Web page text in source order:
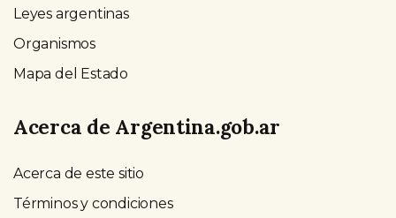
Leyes argentinas
Organismos
Mapa del Estado
Acerca de Argentina.gob.ar
Acerca de este sitio
Términos y condiciones